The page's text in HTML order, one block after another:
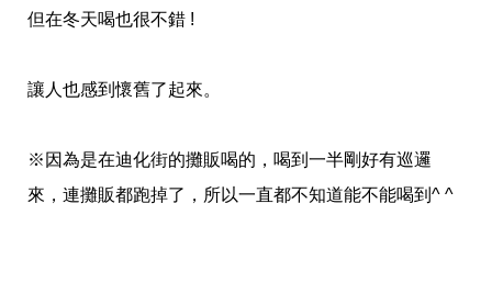
但在冬天喝也很不錯 !
讓人也感到懷舊了起來。
※因為是在迪化街的攤販喝的，喝到一半剛好有巡邏
來，連攤販都跑掉了，所以一直都不知道能不能喝到^ ^